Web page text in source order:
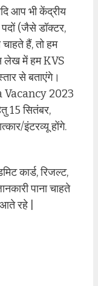
आप भी केंद्रीय
पदों (जैसे डॉक्टर,
हैं, तो हम
लेख में हम KVS
से बताएंगे।
Vacancy 2023
15 सितंबर,
इंटरव्यू होंगे.
कार्ड, रिजल्ट,
पाना चाहते
रहे |